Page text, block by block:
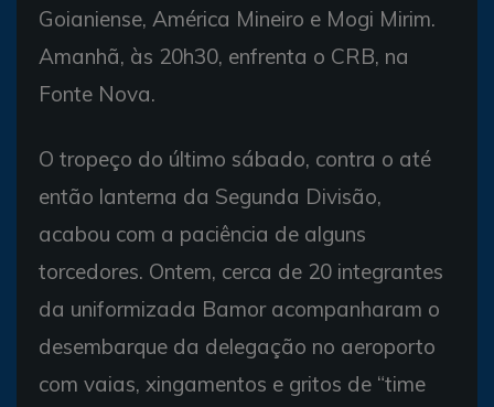
Goianiense, América Mineiro e Mogi Mirim.
Amanhã, às 20h30, enfrenta o CRB, na
Fonte Nova.
O tropeço do último sábado, contra o até
então lanterna da Segunda Divisão,
acabou com a paciência de alguns
torcedores. Ontem, cerca de 20 integrantes
da uniformizada Bamor acompanharam o
desembarque da delegação no aeroporto
com vaias, xingamentos e gritos de “time